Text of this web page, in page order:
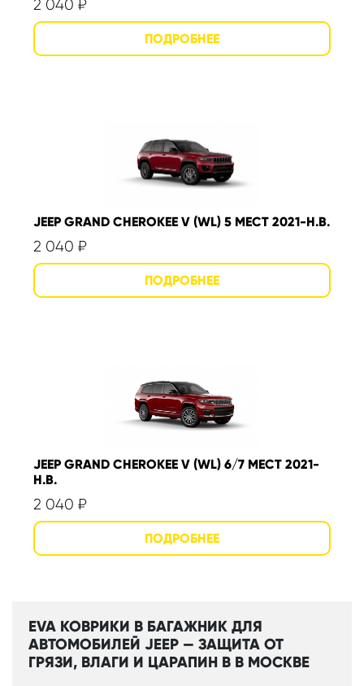
2 040 ₽
JEEP GRAND CHEROKEE V (WL) 5 МЕСТ 2021-Н.В.
2 040 ₽
JEEP GRAND CHEROKEE V (WL) 6/7 МЕСТ 2021-
Н.В.
2 040 ₽
EVA КОВРИКИ В БАГАЖНИК ДЛЯ
АВТОМОБИЛЕЙ JEEP — ЗАЩИТА ОТ
ГРЯЗИ, ВЛАГИ И ЦАРАПИН В В МОСКВЕ